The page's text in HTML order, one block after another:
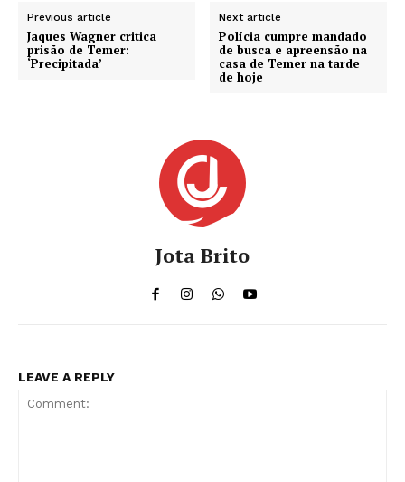
Previous article
Jaques Wagner critica
prisão de Temer:
‘Precipitada’
Next article
Polícia cumpre mandado
de busca e apreensão na
casa de Temer na tarde
de hoje
Jota Brito
LEAVE A REPLY